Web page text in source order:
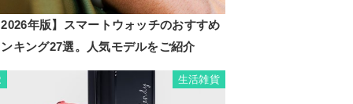
年版】スマートウォッチのおすすめ
キング27選。人気モデルをご紹介
生活雑貨